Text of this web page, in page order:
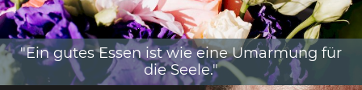
"Ein gutes Essen ist wie eine Umarmung für
die Seele."